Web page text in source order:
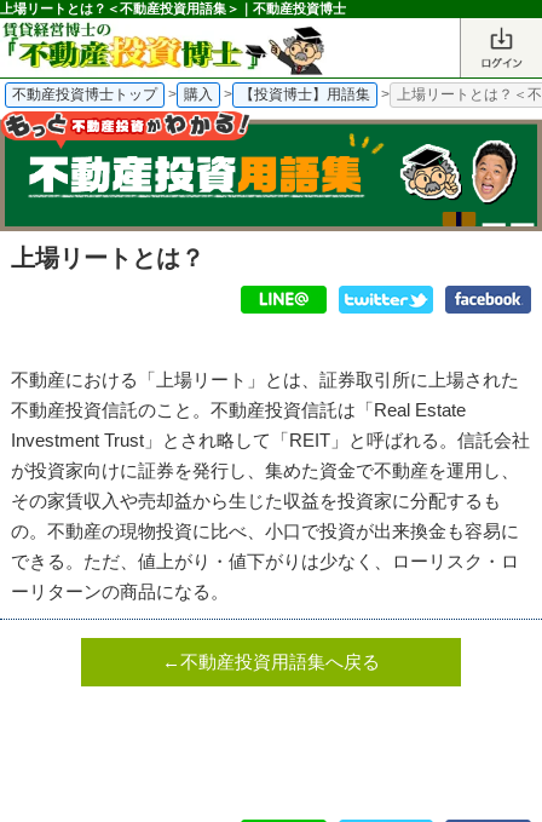
上場リートとは？＜不動産投資用語集＞｜不動産投資博士
不動産投資博士トップ > 購入 > 【投資博士】用語集 > 上場リートとは？＜
上場リートとは？
不動産における「上場リート」とは、証券取引所に上場された
不動産投資信託のこと。不動産投資信託は「Real Estate
Investment Trust」とされ略して「REIT」と呼ばれる。信託会社
が投資家向けに証券を発行し、集めた資金で不動産を運用し、
その家賃収入や売却益から生じた収益を投資家に分配するも
の。不動産の現物投資に比べ、小口で投資が出来換金も容易に
できる。ただ、値上がり・値下がりは少なく、
ローリスク・ロ
ーリターンの商品になる。
←不動産投資用語集へ戻る